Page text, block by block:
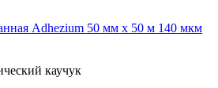
Adhezium 50 мм x 50 м 140 мкм
каучук